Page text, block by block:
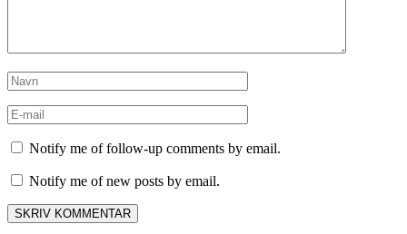
Notify me of follow-up comments by email.
Notify me of new posts by email.